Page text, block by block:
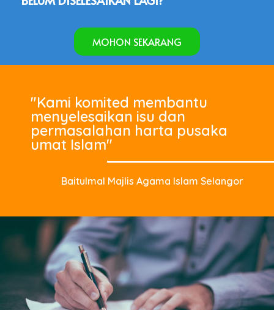
MOHON SEKARANG
"Kami komited membantu
menyelesaikan isu dan
permasalahan harta pusaka
umat Islam"
Baitulmal Majlis Agama Islam Selangor